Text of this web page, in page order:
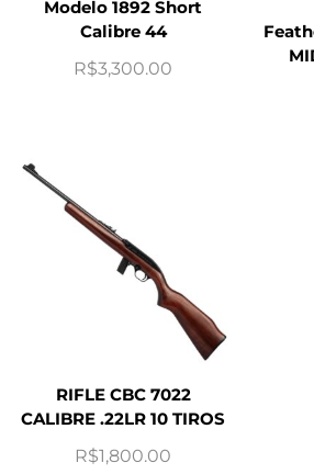
Modelo 1892 Short
Calibre 44
R$3,300.00
RIFLE CBC 7022
CALIBRE .22LR 10 TIROS
R$1,800.00